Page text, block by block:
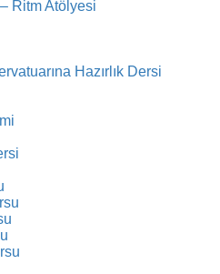
Ritm Atölyesi
Hazırlık Dersi